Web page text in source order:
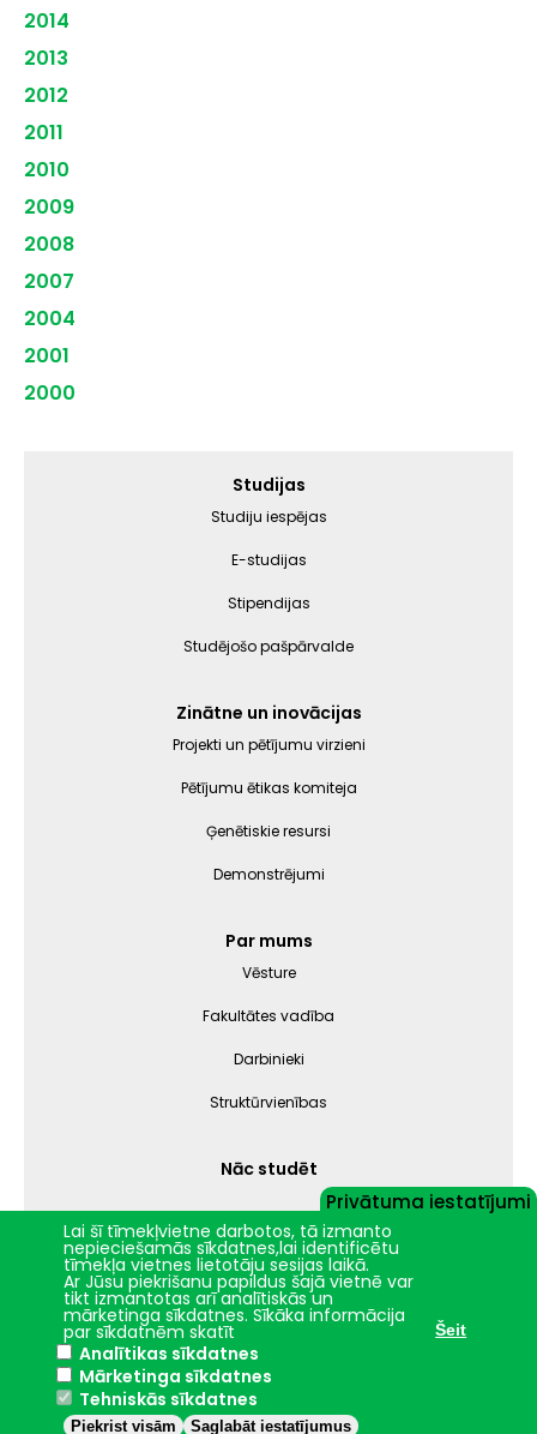
2014
2013
2012
2011
2010
2009
2008
2007
2004
2001
2000
Studijas
Studiju iespējas
E-studijas
Stipendijas
Studējošo pašpārvalde
Zinātne un inovācijas
Projekti un pētījumu virzieni
Pētījumu ētikas komiteja
Ģenētiskie resursi
Demonstrējumi
Par mums
Vēsture
Fakultātes vadība
Darbinieki
Struktūrvienības
Nāc studēt
Jelgava
+15.2°C
2024 © LBTU ITZAC
Privātuma politika
Privātuma iestatījumi
Lai šī tīmekļvietne darbotos, tā izmanto
nepieciešamās sīkdatnes,lai identificētu
tīmekļa vietnes lietotāju sesijas laikā.
Ar Jūsu piekrišanu papildus šajā vietnē var
tikt izmantotas arī analītiskās un
mārketinga sīkdatnes. Sīkāka informācija
par sīkdatnēm skatīt Šeit
Analītikas sīkdatnes
Mārketinga sīkdatnes
Tehniskās sīkdatnes
Saglabāt iestatījumus
Piekrist visām